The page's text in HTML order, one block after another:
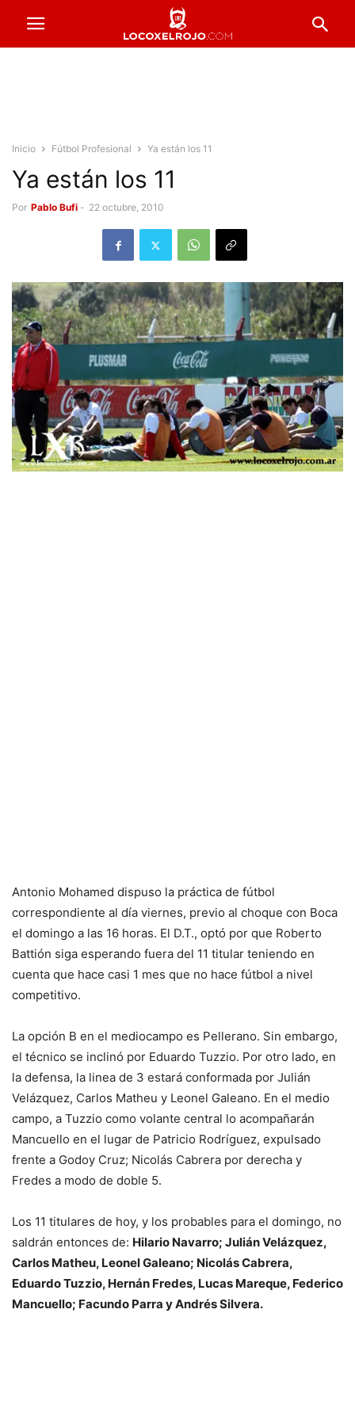
Inicio Fútbol Profesional Ya están los 11
Ya están los 11
Por Pablo Bufi - 22 octubre, 2010
Antonio Mohamed dispuso la práctica de fútbol
correspondiente al día viernes, previo al choque con Boca
el domingo a las 16 horas. El D.T., optó por que Roberto
Battión siga esperando fuera del 11 titular teniendo en
cuenta que hace casi 1 mes que no hace fútbol a nivel
competitivo.
La opción B en el mediocampo es Pellerano. Sin embargo,
el técnico se inclinó por Eduardo Tuzzio. Por otro lado, en
la defensa, la linea de 3 estará conformada por Julián
Velázquez, Carlos Matheu y Leonel Galeano. En el medio
campo, a Tuzzio como volante central lo acompañarán
Mancuello en el lugar de Patricio Rodríguez, expulsado
frente a Godoy Cruz; Nicolás Cabrera por derecha y
Fredes a modo de doble 5.
Los 11 titulares de hoy, y los probables para el domingo, no
saldrán entonces de: Hilario Navarro; Julián Velázquez,
Carlos Matheu, Leonel Galeano; Nicolás Cabrera,
Eduardo Tuzzio, Hernán Fredes, Lucas Mareque, Federico
Mancuello; Facundo Parra y Andrés Silvera.